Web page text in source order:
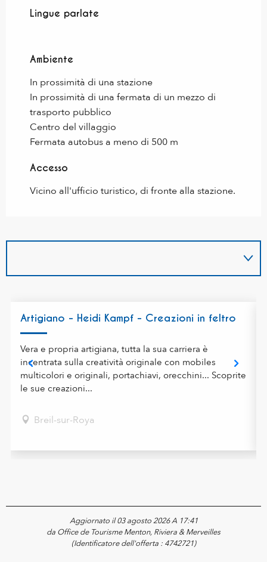
Lingue parlate
Lingue parlate
Ambiente
Ambiente
In prossimità di una stazione
In prossimità di una fermata di un mezzo di
trasporto pubblico
Centro del villaggio
Fermata autobus a meno di 500 m
Accesso
Accesso
Vicino all'ufficio turistico, di fronte alla stazione.
Artigiano - Heidi Kampf - Creazioni in feltro
Vera e propria artigiana, tutta la sua carriera è
incentrata sulla creatività originale con mobiles
multicolori e originali, portachiavi, orecchini... Scoprite
le sue creazioni...
Breil-sur-Roya
Aggiornato il 03 agosto 2026 A 17:41
da Office de Tourisme Menton, Riviera & Merveilles
(Identificatore dell'offerta : 4742721)